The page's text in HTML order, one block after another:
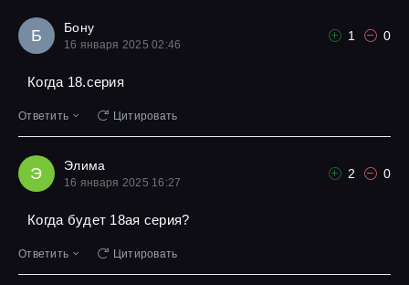
Б Бону
16 января 2025 02:46
1 0
Когда 18.серия
Ответить Цитировать
Э Элима
16 января 2025 16:27
2 0
Когда будет 18ая серия?
Ответить Цитировать